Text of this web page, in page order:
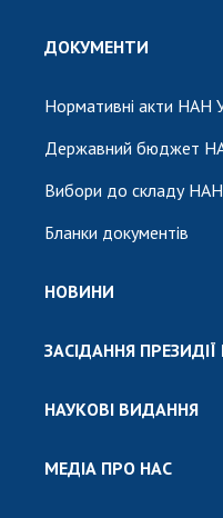
ДОКУМЕНТИ
Нормативні акти НАН
Державний бюджет
Вибори до складу НАН
Бланки документів
НОВИНИ
ЗАСІДАННЯ
НАУКОВІ ВИДАННЯ
МЕДІА ПРО НАС